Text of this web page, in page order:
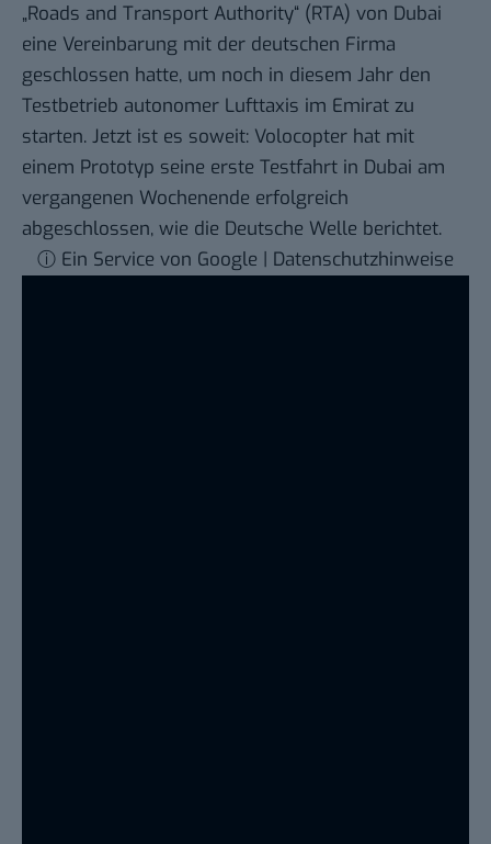
„Roads and Transport Authority“ (RTA) von Dubai
eine Vereinbarung mit der deutschen Firma
geschlossen hatte, um noch in diesem Jahr den
Testbetrieb autonomer Lufttaxis im Emirat zu
starten. Jetzt ist es soweit: Volocopter hat mit
einem Prototyp seine erste Testfahrt in Dubai am
vergangenen Wochenende erfolgreich
abgeschlossen, wie die Deutsche Welle berichtet.
ⓘ Ein Service von Google | Datenschutzhinweise